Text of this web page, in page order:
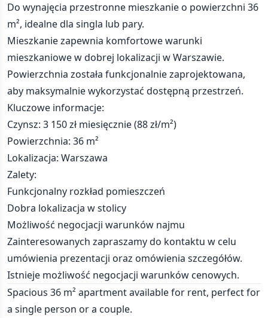
Do wynajęcia przestronne mieszkanie o powierzchni 36
m², idealne dla singla lub pary.
Mieszkanie zapewnia komfortowe warunki
mieszkaniowe w dobrej lokalizacji w Warszawie.
Powierzchnia została funkcjonalnie zaprojektowana,
aby maksymalnie wykorzystać dostępną przestrzeń.
Kluczowe informacje:
Czynsz: 3 150 zł miesięcznie (88 zł/m²)
Powierzchnia: 36 m²
Lokalizacja: Warszawa
Zalety:
Funkcjonalny rozkład pomieszczeń
Dobra lokalizacja w stolicy
Możliwość negocjacji warunków najmu
Zainteresowanych zapraszamy do kontaktu w celu
umówienia prezentacji oraz omówienia szczegółów.
Istnieje możliwość negocjacji warunków cenowych.
Spacious 36 m² apartment available for rent, perfect for
a single person or a couple.